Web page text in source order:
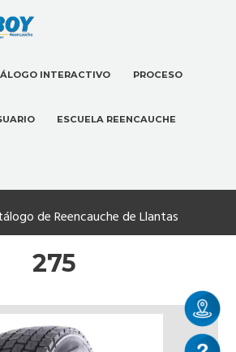
INTERACTIVO PROCESO
ESCUELA REENCAUCHE
de Reencauche de Llantas
275